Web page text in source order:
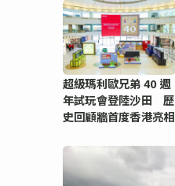
超級瑪利歐兄弟 40 週
年試玩會登陸沙田 歷
史回顧牆首度香港亮相